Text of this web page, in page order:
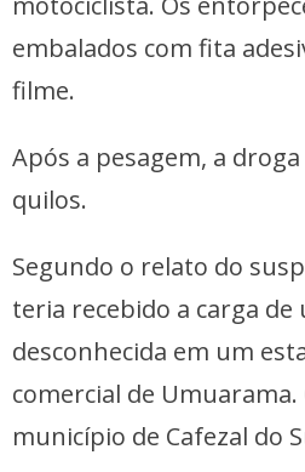
embalados com fita
filme.
Após a pesagem, a
quilos.
Segundo o relato do
teria recebido a carga de
desconhecida em um
comercial de
município de Cafezal do